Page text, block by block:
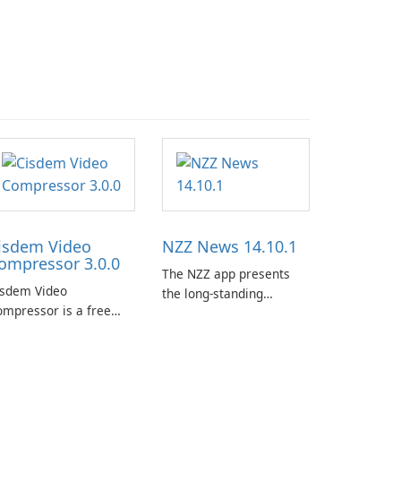
Video
3.0.0
Video
is a free
NZZ News 14.10.1
The NZZ app presents
the long-standing